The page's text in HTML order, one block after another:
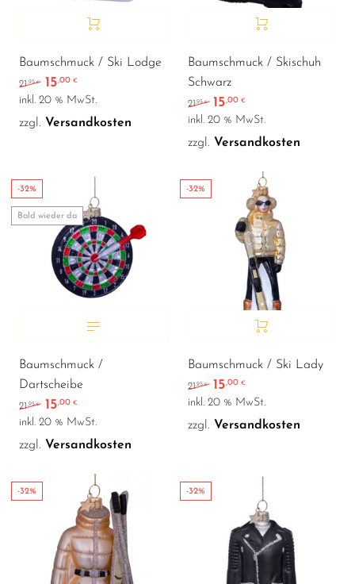
Baumschmuck / Ski Lodge
21,95€ Ursprünglicher Preis war: 21,95 €
15,00 € Aktueller Preis ist: 15,00 €.
inkl. 20 % MwSt.
zzgl. Versandkosten
Baumschmuck / Skischuh
Schwarz
21,95€ Ursprünglicher Preis
15,00€
inkl. 20 % MwSt.
zzgl. Versandkosten
-32%
Bald wieder da
Baumschmuck /
Dartscheibe
21,95€ Ursprünglicher Preis war: 21,95 €
15,00 € Aktueller Preis ist: 15,00 €.
inkl. 20 % MwSt.
zzgl. Versandkosten
-32%
Baumschmuck / Ski Lady
21,95€ Ursprünglicher Preis
15,00€
inkl. 20 % MwSt.
zzgl. Versandkosten
-32% -32%